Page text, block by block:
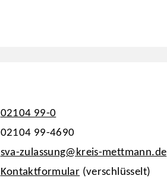
02104 99-0
02104 99-4690
sva-zulassung@kreis-mettmann.de
Kontaktformular (verschlüsselt)